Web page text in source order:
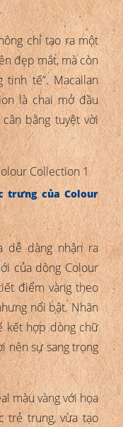
chỉ tạo ra một
đẹp mắt, mà còn
tinh tế”. Macallan
là chai mở đầu
bằng tuyệt vời
trưng của Colour
dễ dàng nhận ra
của dòng Colour
điểm vàng theo
nổi bật. Nhãn
kết hợp dòng chữ
nên sự sang trọng
màu vàng với họa
trẻ trung, vừa tạo